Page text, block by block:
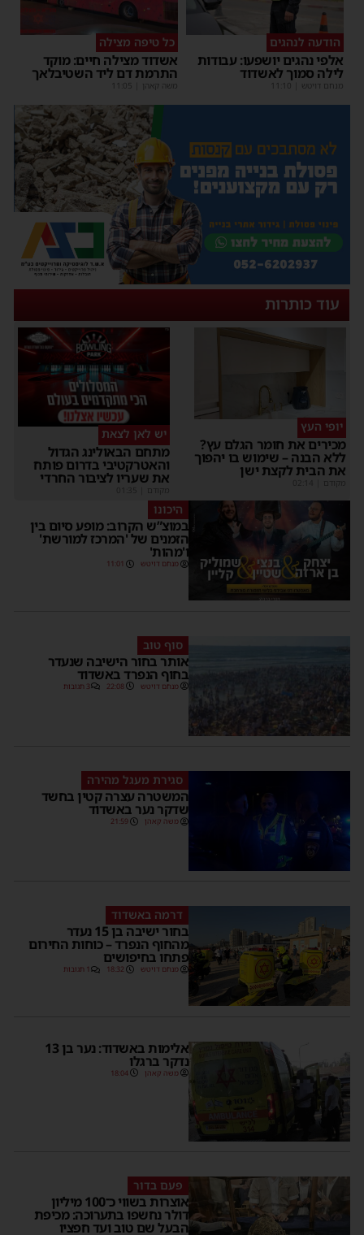
הודעה לנהגים
אלפי נהגים יושפעו: עבודות
לילה סמוך לאשדוד
מנחם דויטש 11:10
כל טיפה מצילה
אשדוד מצילה חיים: מוקד
התרמת דם ליד השטיבלאך
משה קאהן 11:05
עוד כותרות
יופי העץ
מכירים את חומר הגלם עץ?
ללא הבנה – שימוש בו יהפוך
את הבית לקצת ישן
מקודם
יש לאן לצאת
מתחם הבאולינג הגדול
והאטרקטיבי בדרום פותח
את שעריו לציבור החרדי
מקודם
היכונו
במוצ”ש הקרוב: מופע סיום בין
הזמנים של 'המרכז למורשת'
ו'מהות'
מנחם דויטש 11:01
סוף טוב
אותר בחור הישיבה שנעדר
בחוף הנפרד באשדוד
מנחם דויטש 22:08 3 תגובות
סגירת מעגל מהירה
המשטרה עצרה קטין בחשד
שדקר נער באשדוד
משה קאהן 21:59
דרמה באשדוד
בחור ישיבה בן 15 נעדר
מהחוף הנפרד – כוחות החירום
פתחו בחיפושים
מנחם דויטש 18:32 1 תגובות
אלימות באשדוד: נער בן 13
נדקר ברגלו
משה קאהן 18:04
פעם בדור
אוצרות בשווי כ־100 מיליון
דולר נחשפו בתערוכה: מכיפת
הבעל שם טוב ועד חפציו